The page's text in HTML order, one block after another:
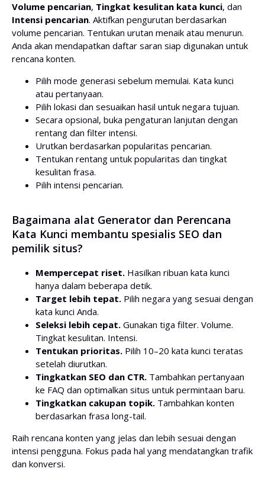
Batas kata kunci per halaman
(Opsional) Pilih bahasa terjemahan
Volume pencarian, Tingkat kesulitan kata kunci, dan
Intensi pencarian. Aktifkan pengurutan berdasarkan
volume pencarian. Tentukan urutan menaik atau menurun.
Anda akan mendapatkan daftar saran siap digunakan untuk
rencana konten.
Pilih mode generasi sebelum memulai. Kata kunci
atau pertanyaan.
Pilih lokasi dan sesuaikan hasil untuk negara tujuan.
Secara opsional, buka pengaturan lanjutan dengan
rentang dan filter intensi.
Urutkan berdasarkan popularitas pencarian.
Tentukan rentang untuk popularitas dan tingkat
kesulitan frasa.
Pilih intensi pencarian.
Bagaimana alat Generator dan Perencana
Kata Kunci membantu spesialis SEO dan
pemilik situs?
Mempercepat riset. Hasilkan ribuan kata kunci
hanya dalam beberapa detik.
Target lebih tepat. Pilih negara yang sesuai dengan
kata kunci Anda.
Seleksi lebih cepat. Gunakan tiga filter. Volume.
Tingkat kesulitan. Intensi.
Tentukan prioritas. Pilih 10–20 kata kunci teratas
setelah diurutkan.
Tingkatkan SEO dan CTR. Tambahkan pertanyaan
ke FAQ dan optimalkan situs untuk permintaan baru.
Tingkatkan cakupan topik. Tambahkan konten
berdasarkan frasa long-tail.
Raih rencana konten yang jelas dan lebih sesuai dengan
intensi pengguna. Fokus pada hal yang mendatangkan trafik
dan konversi.